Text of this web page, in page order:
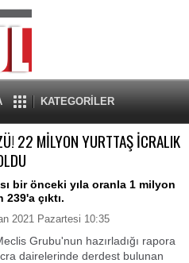
KATEGORİLER
22 MİLYON YURTTAŞ İCRALIK
bir önceki yıla oranla 1 milyon
çıktı.
2021 Pazartesi 10:35
Grubu'nun hazırladığı rapora
dairelerinde derdest bulunan